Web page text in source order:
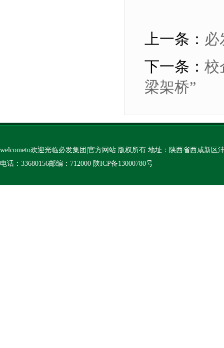
上一条： 必
下一条： 校
梁架桥”
welcometo欢迎光临必发集团|官方网站 版权所有 地址：陕西省西咸新区
电话：33680156邮编：712000 陕ICP备13000780号